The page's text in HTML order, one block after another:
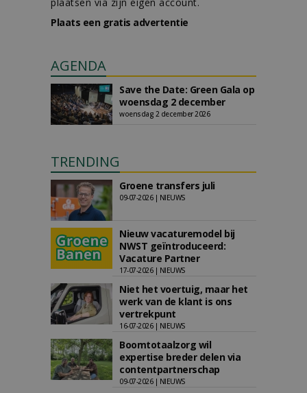
Plaats een gratis advertentie
AGENDA
Save the Date: Green Gala op
woensdag 2 december
woensdag 2 december 2026
TRENDING
Groene transfers juli
09-07-2026 | NIEUWS
Nieuw vacaturemodel bij
NWST geïntroduceerd:
Vacature Partner
17-07-2026 | NIEUWS
Niet het voertuig, maar het
werk van de klant is ons
vertrekpunt
16-07-2026 | NIEUWS
Boomtotaalzorg wil
expertise breder delen via
contentpartnerschap
09-07-2026 | NIEUWS